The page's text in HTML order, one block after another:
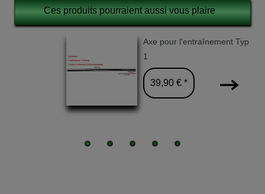
Ces produits pourraient aussi vous plaire
Axe pour l'entraînement Typ
1
39,90 € *